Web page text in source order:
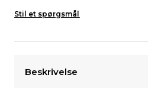
Stil et spørgsmål
Beskrivelse